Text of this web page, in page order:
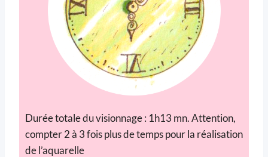
Durée totale du visionnage : 1h13 mn. Attention,
compter 2 à 3 fois plus de temps pour la réalisation
de l’aquarelle